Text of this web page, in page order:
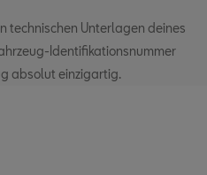
technischen Unterlagen deines
Identifikationsnummer
absolut einzigartig.